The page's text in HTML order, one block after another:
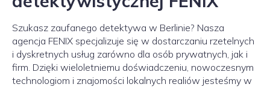
Szukasz zaufanego detektywa w Berlinie? Nasza
agencja FENIX specjalizuje się w dostarczaniu rzetelnych
i dyskretnych usług zarówno dla osób prywatnych, jak i
firm. Dzięki wieloletniemu doświadczeniu, nowoczesnym
technologiom i znajomości lokalnych realiów jesteśmy w